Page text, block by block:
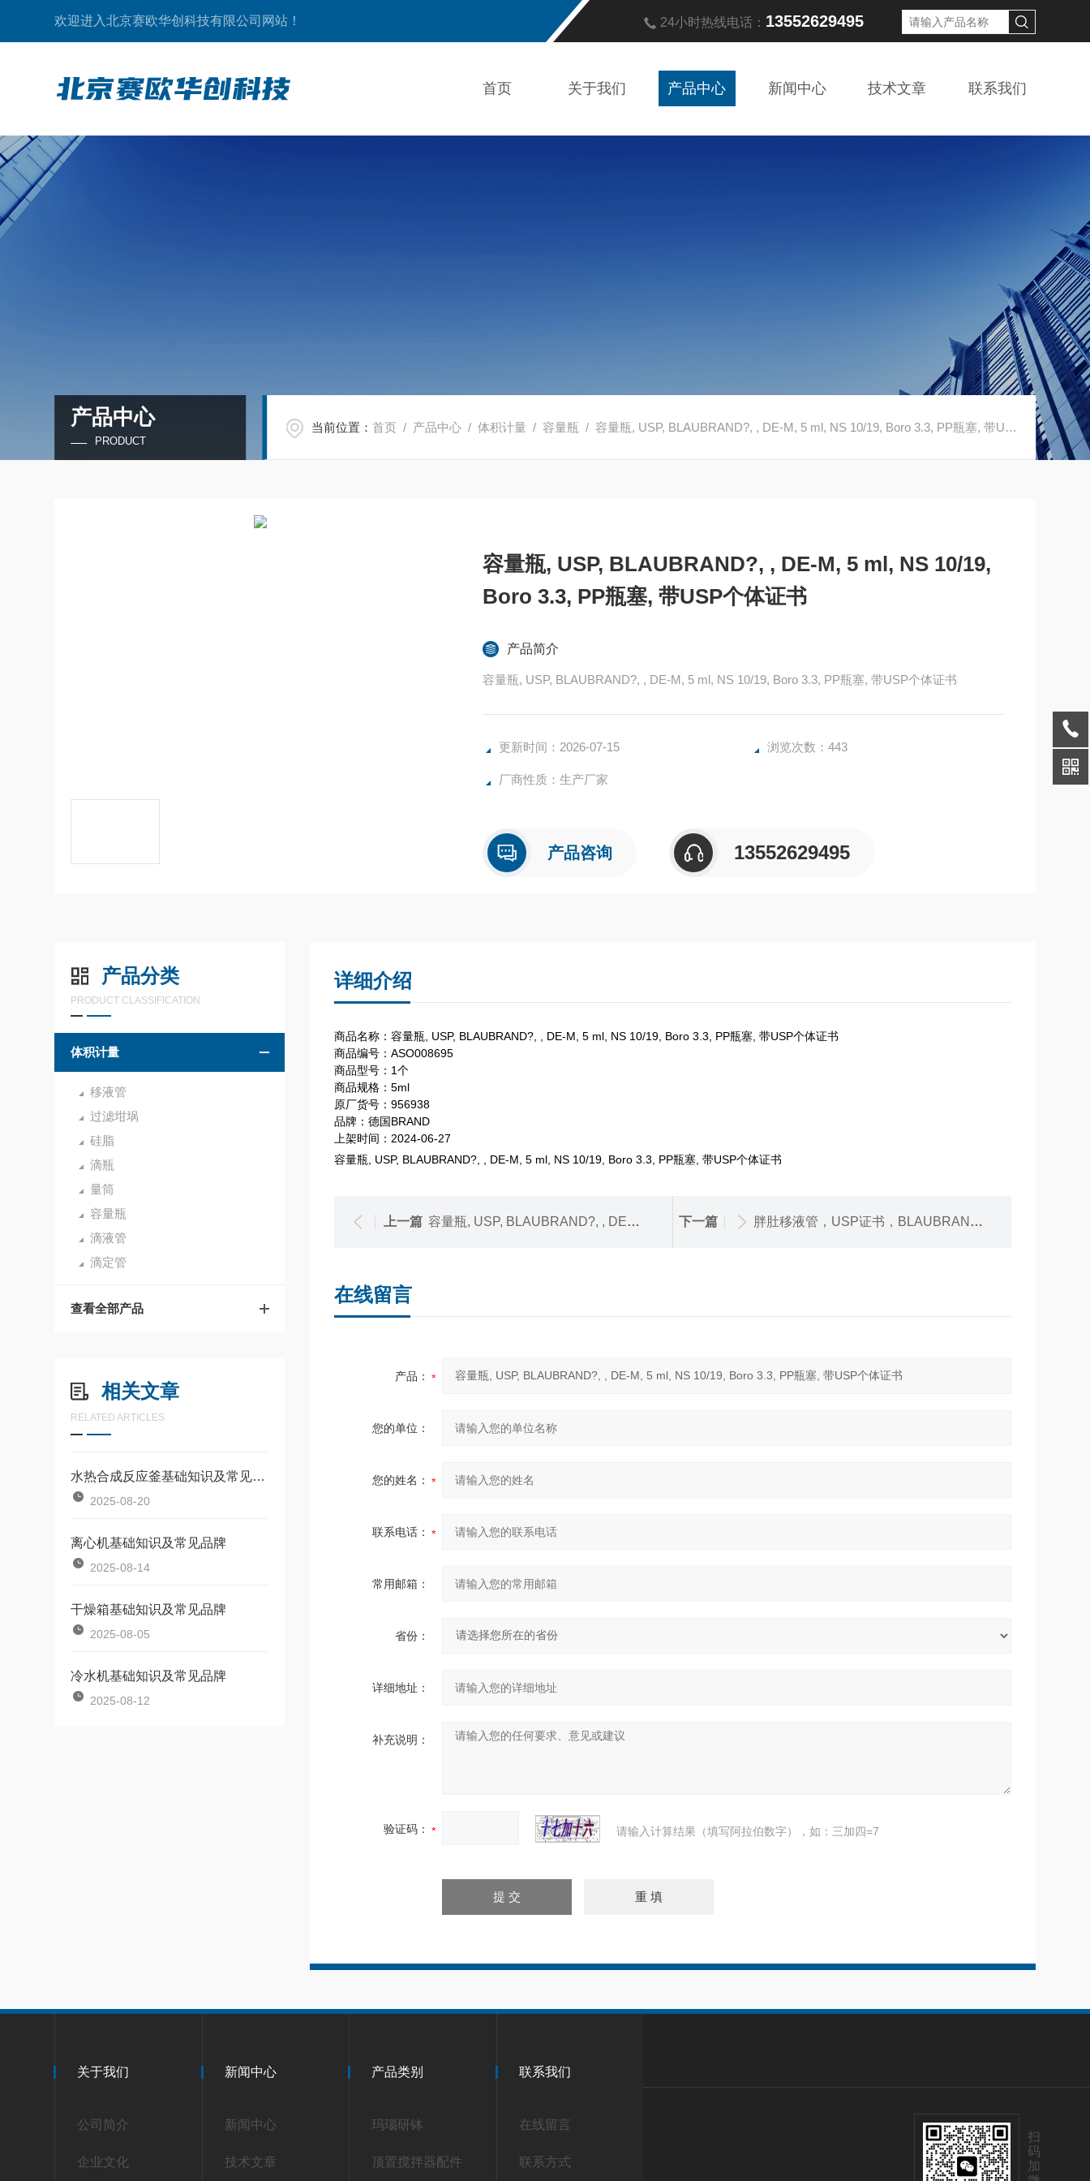
欢迎进入北京赛欧华创科技有限公司网站！ 24小时热线电话： 13552629495
首页 关于我们 产品中心 新闻中心 技术文章 联系我们
产品中心
PRODUCT
当前位置：首页 / 产品中心 /体积计量 /容量瓶 / 容量瓶, USP, BLAUBRAND?, , DE-M, 5 ml, NS 10/19, Boro 3.3, PP瓶塞, 带USP个体证书
容量瓶, USP, BLAUBRAND?, , DE-M, 5 ml, NS 10/19,
Boro 3.3, PP瓶塞, 带USP个体证书
产品简介
容量瓶, USP, BLAUBRAND?, , DE-M, 5 ml, NS 10/19, Boro 3.3, PP瓶塞, 带USP个体证书
更新时间：2026-07-15 浏览次数：443
厂商性质：生产厂家
产品咨询 13552629495
产品分类
PRODUCT CLASSIFICATION
体积计量
移液管
过滤坩埚
硅脂
滴瓶
量筒
容量瓶
滴液管
滴定管
查看全部产品
相关文章
RELATED ARTICLES
水热合成反应釜基础知识及常见品牌
2025-08-20
离心机基础知识及常见品牌
2025-08-14
干燥箱基础知识及常见品牌
2025-08-05
冷水机基础知识及常见品牌
2025-08-12
详细介绍
商品名称：容量瓶, USP, BLAUBRAND?, , DE-M, 5 ml, NS 10/19, Boro 3.3, PP瓶塞, 带USP个体证书
商品编号：ASO008695
商品型号：1个
商品规格：5ml
原厂货号：956938
品牌：德国BRAND
上架时间：2024-06-27
容量瓶, USP, BLAUBRAND?, , DE-M, 5 ml, NS 10/19, Boro 3.3, PP瓶塞, 带USP个体证书
上一篇 容量瓶, USP, BLAUBRAND?, , DE-M, 10 ml, NS 10/19, Boro 3.3, PP瓶塞, 带USP个体证书 下一篇 胖肚移液管，USP证书，BLAUBRAND， AS级，2ml，单刻度
在线留言
产品：
您的单位：
您的姓名：
联系电话：
常用邮箱：
省份：
详细地址：
补充说明：
验证码： 请输入计算结果（填写阿拉伯数字），如：三加四=7
关于我们
公司简介
企业文化
新闻中心
新闻中心
技术文章
产品类别
玛瑙研钵
顶置搅拌器配件
联系我们
在线留言
联系方式
扫
码
加